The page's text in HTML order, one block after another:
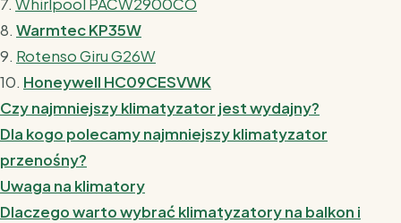
7. Whirlpool PACW2900CO
8. Warmtec KP35W
9. Rotenso Giru G26W
10. Honeywell HC09CESVWK
Czy najmniejszy klimatyzator jest wydajny?
Dla kogo polecamy najmniejszy klimatyzator
przenośny?
Uwaga na klimatory
Dlaczego warto wybrać klimatyzatory na balkon i